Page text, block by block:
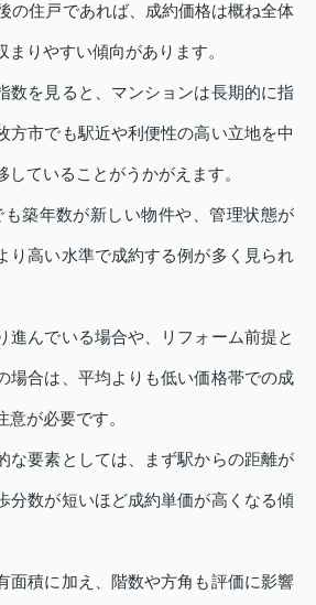
の住戸であれば、成約価格は概ね全体
りやすい傾向があります。
数を見ると、マンションは長期的に指
方市でも駅近や利便性の高い立地を中
ていることがうかがえます。
築年数が新しい物件や、管理状態が
り高い水準で成約する例が多く見られ
進んでいる場合や、リフォーム前提と
場合は、平均よりも低い価格帯での成
が必要です。
な要素としては、まず駅からの距離が
分数が短いほど成約単価が高くなる傾
面積に加え、階数や方角も評価に影響